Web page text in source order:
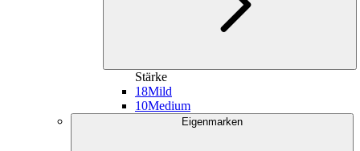
Stärke
18Mild
10Medium
Eigenmarken